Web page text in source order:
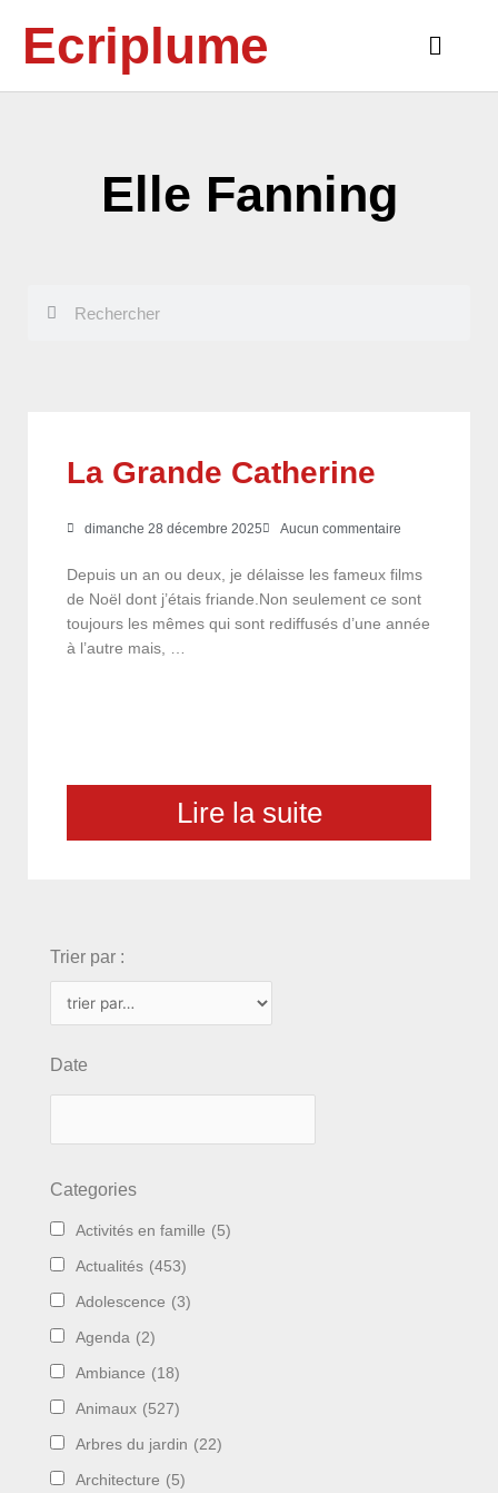
contenuEcriplume
Main
Elle Fanning
La Grande Catherine
dimanche 28 décembre 2025 Aucun commentaire
Depuis un an ou deux, je délaisse les fameux films
de Noël dont j’étais friande.Non seulement ce sont
toujours les mêmes qui sont rediffusés d’une année
à l’autre mais, …
Lire la suite
Trier par :
Date
Categories
Activités en famille (5)
Actualités (453)
Adolescence (3)
Agenda (2)
Ambiance (18)
Animaux (527)
Arbres du jardin (22)
Architecture (5)